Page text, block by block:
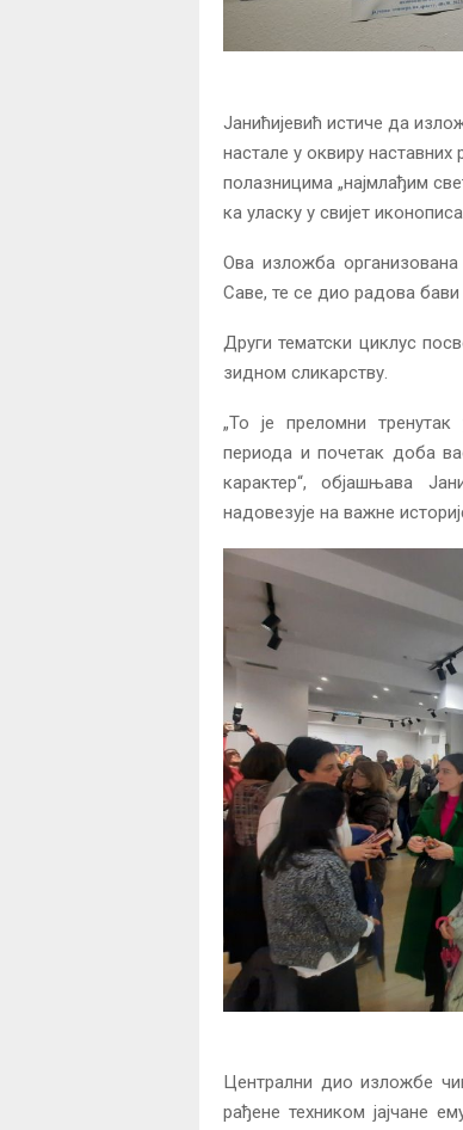
Јанићијевић истиче да
настале у оквиру
полазницима „најмлађим
ка уласку у свијет
Ова изложба
Саве, те се дио радова
Други тематски циклус
зидном сликарству.
„То је преломни тренутак
периода и почетак доба
карактер“, објашњава
надовезује на важне
Централни дио изложбе
рађене техником јајчане